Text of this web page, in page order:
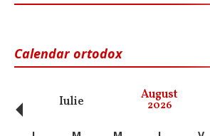
Calendar ortodox
Iulie August
2026
‹